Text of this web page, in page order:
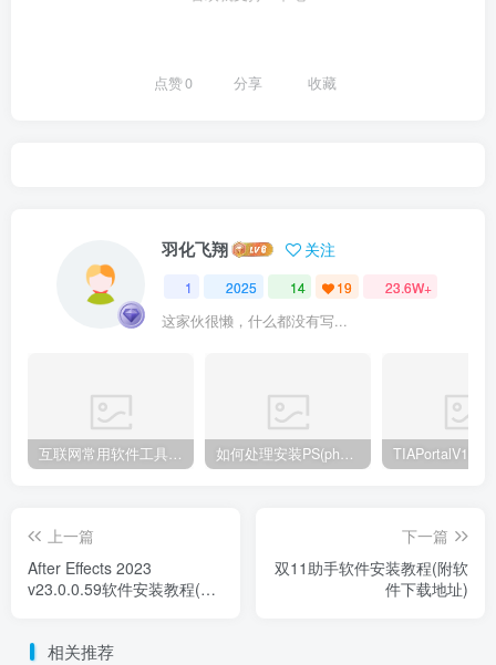
点赞0 分享 收藏
羽化飞翔 关注
1 2025 14 19 23.6W+
这家伙很懒，什么都没有写...
互联网常用软件工具资源汇总贴 如何处理安装PS(photoshop cc2018) 时，提示系统或者IE浏览器需要升级
上一篇
After Effects 2023
v23.0.0.59软件安装教程(附
下一篇
双11助手软件安装教程(附软
件下载地址)
相关推荐